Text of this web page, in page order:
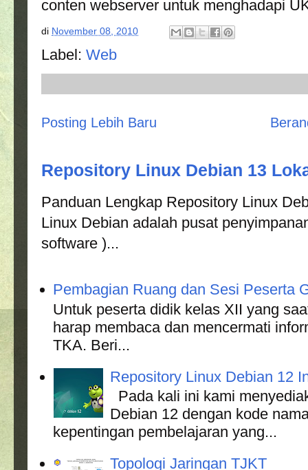
conten webserver untuk menghadapi
di November 08, 2010
Label: Web
Posting Lebih Baru
Repository Linux Debian 13
Panduan Lengkap Repository Linux
Linux Debian adalah pusat
software )...
Pembagian Ruang dan Sesi Peserta
Untuk peserta didik kelas XII yang
harap membaca dan mencermati
TKA. Beri...
Repository Linux Debian 12
Pada kali ini kami
Debian 12 dengan kode
kepentingan pembelajaran yang...
Topologi Jaringan TJKT